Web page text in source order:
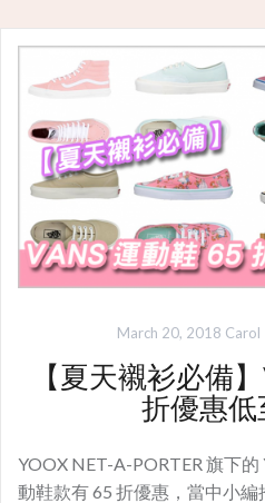
March 20, 2018 Carol
【夏天襯衫必備
折優惠低
YOOX NET-A-PORTER 旗下
動鞋款有 65 折優惠，當中小